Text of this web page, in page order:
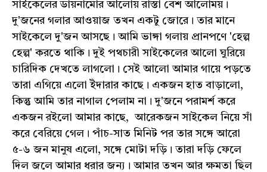
সাইকেলের ডায়নামোর আলোয় রাস্তা বেশ আলোময়।
দু'জনের গলার আওয়াজ তখন একটু জোরে। তার মানে
সাইকেলে দু'জন আসছে। আমি ভাঙ্গা গলায় প্রানপণে 'হেল্প
হেল্প' করতে থাকি। দুই পথচারী সাইকেলের আলো ঘুরিয়ে
চারিদিক দেখতে লাগলো। সেই আলো আমার গায়ে পড়তে
তারা এগিয়ে এলো ইঁদারার কাছে। একজন হাত বাড়ালো,
কিন্তু আমি তার নাগাল পেলাম না। দু'জনে পরামর্শ করে
একজন রইলো আমার কাছে, আরেকজন সাইকেল নিয়ে সাঁ
করে বেরিয়ে গেল। পাঁচ-সাত মিনিট পর তার সঙ্গে আরো
৫-৬ জন মানুষ এলো, সঙ্গে মোটা দড়ি। তারা দড়ি ফেলে
দিল জলে আমার ধরার জন্য। আমার তখন আর ক্ষমতা ছিল